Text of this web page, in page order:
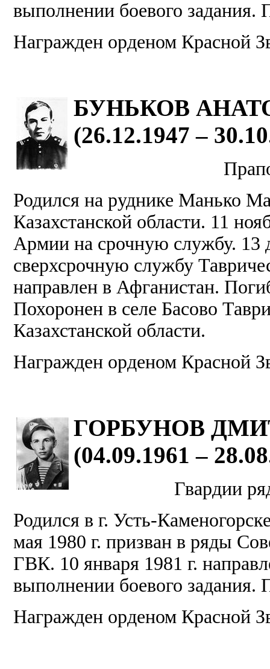
выполнении боевого задания.
Награжден орденом Красной
БУНЬКОВ
(26.12.1947 –
Родился на руднике Манько
Казахстанской области. 11
Армии на срочную службу. 13
сверхсрочную службу
направлен в Афганистан.
Похоронен в селе Басово
Казахстанской области.
Награжден орденом Красной
ГОРБУНОВ
(04.09.1961 –
Гвардии
Родился в г. Усть-
мая 1980 г. призван в ряды
ГВК. 10 января 1981 г.
выполнении боевого задания.
Награжден орденом Красной